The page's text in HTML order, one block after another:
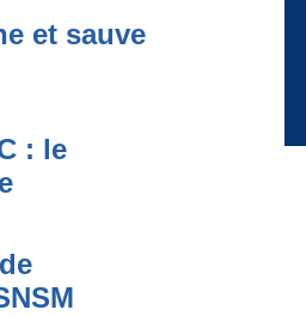
et sauve
: le